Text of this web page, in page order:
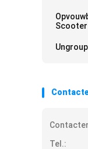
Scooter
Tel.: